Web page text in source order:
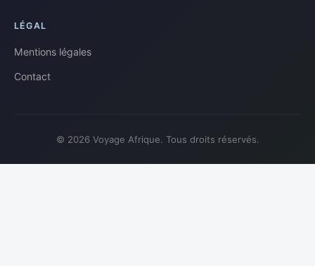
LÉGAL
Mentions légales
Contact
© 2026 Voyage Afrique. Tous droits réservés.